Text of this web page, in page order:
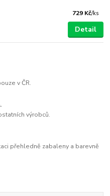
729 Kč/ks
Detail
v ČR.
výrobců.
přehledně zabaleny a barevně